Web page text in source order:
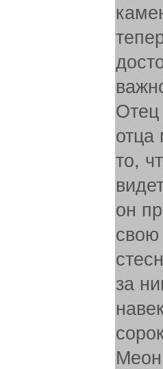
Отец
отца
то,
он
свою
за